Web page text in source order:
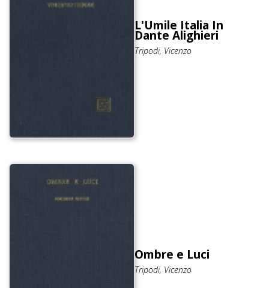
L'Umile Italia In
Dante Alighieri
Tripodi, Vicenzo
Ombre e Luci
Tripodi, Vicenzo